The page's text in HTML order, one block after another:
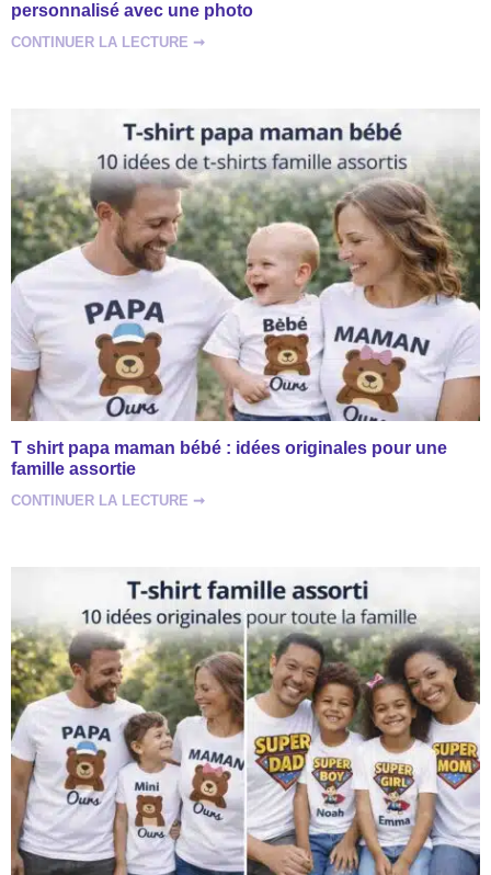
personnalisé avec une photo
CONTINUER LA LECTURE ➞
T shirt papa maman bébé : idées originales pour une
famille assortie
CONTINUER LA LECTURE ➞